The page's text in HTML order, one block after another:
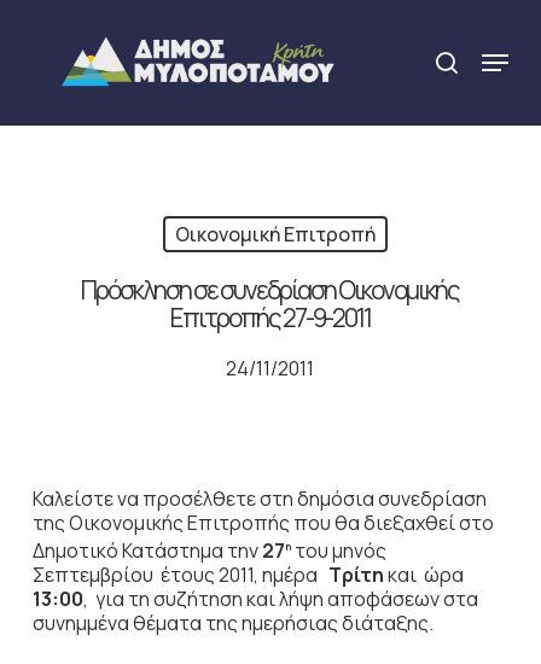
content
search
Menu
Οικονομική Επιτροπή
Πρόσκληση σε συνεδρίαση Οικονομικής
Επιτροπής 27-9-2011
24/11/2011
Καλείστε να προσέλθετε στη δημόσια συνεδρίαση
της Οικονομικής Επιτροπής που θα διεξαχθεί στο
Δημοτικό Κατάστημα την27ητου μηνός
Σεπτεμβρίου έτους 2011, ημέρα Τρίτηκαι ώρα
13:00, για τη συζήτησηκαι λήψη αποφάσεων στα
συνημμένα θέματα της ημερήσιας διάταξης.
Close